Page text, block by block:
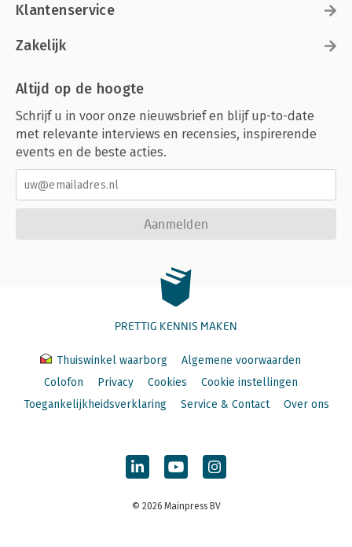
Klantenservice
Zakelijk
Altijd op de hoogte
Schrijf u in voor onze nieuwsbrief en blijf up-to-date
met relevante interviews en recensies, inspirerende
events en de beste acties.
Aanmelden
PRETTIG KENNIS MAKEN
Thuiswinkel waarborg
Algemene voorwaarden
Colofon
Privacy Cookies
Cookie instellingen
Toegankelijkheidsverklaring
Service & Contact Over ons
© 2026 Mainpress BV